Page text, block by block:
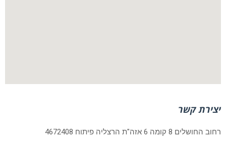
יצירת קשר
רחוב החושלים 8 קומה 6 אזה"ת הרצליה פיתוח 4672408